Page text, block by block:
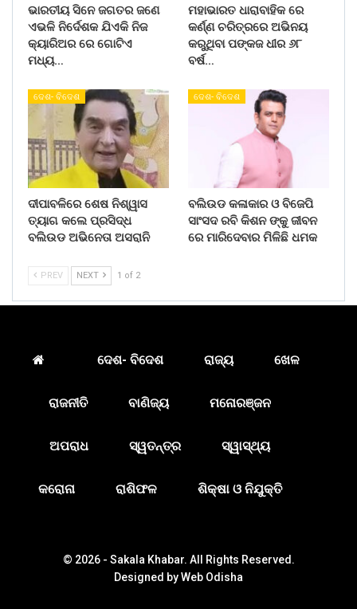
ଭାରତୀୟ ସିନେ ଜଗତର ଜଣେ
ଏଭଳି ନିର୍ଦେଶକ ଯିଏକି ନିଜ
କ୍ୟାରିଅର ରେ ଗୋଟିଏ
ମଧ୍ୟ…
ମହାଭାରତ ଧାରାବାହିକ ରେ
କର୍ଣ୍ଣ ଚରିତ୍ରରେ ଅଭିନୟ
କରୁଥିବା ପଙ୍କଜ ଧୀର ୬୮
ବର୍ଷ…
ଦେଶ- ବିଦେଶ
ଦୀପାବଳିରେ ଶେଷ ନିଶ୍ୱାସ
ତ୍ୟାଗ କଲେ ପ୍ରସିଦ୍ଧ
ବଲିଉଡ ଅଭିନେତା ଅସରାନି
ଦେଶ- ବିଦେଶ
ବଲିଉଡ କଳାକାର ଓ ବିଜେପି
ସାଂସଦ ରବି କିଶନ ଙ୍କୁ ଜୀବନ
ରେ ମାରିଦେବାର ମିଳିଛି ଧମକ
PREV NEXT 1 of 2
ଦେଶ- ବିଦେଶ ରାଜ୍ୟ ଖେଳ
ରାଜନୀତି ବାଣିଜ୍ୟ ମନୋରଞ୍ଜନ
ଅପରାଧ ସ୍ୱତନ୍ତ୍ର ସ୍ୱାସ୍ଥ୍ୟ
କରୋନା ରାଶିଫଳ ଶିକ୍ଷା ଓ ନିଯୁକ୍ତି
© 2026 - Sakala Khabar. All Rights Reserved.
Designed byWeb Odisha